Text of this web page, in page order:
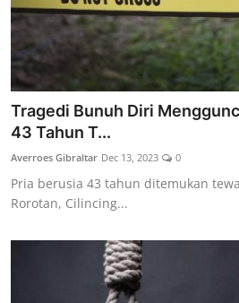
Tragedi Bunuh Diri
43 Tahun T...
Averroes Gibraltar Dec 13, 2023 0
Pria berusia 43 tahun ditemukan
Rorotan, Cilincing...